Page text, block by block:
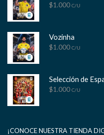
$1.000 C/U
Vozinha
$1.000 C/U
Selección de
$1.000 C/U
¡CONOCE NUESTRA TIENDA